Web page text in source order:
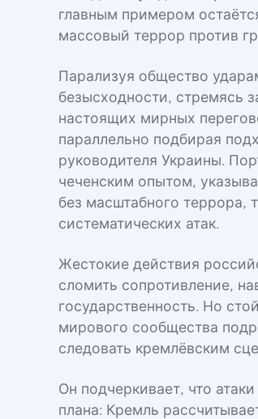
главным примером
массовый террор против
Парализуя общество
безысходности, стремясь
настоящих мирных
параллельно подбирая
руководителя Украины.
чеченским опытом,
без масштабного террора,
систематических атак.
Жестокие действия
сломить сопротивление,
государственность. Но
мирового сообщества
следовать кремлёвским
Он подчеркивает, что
плана: Кремль